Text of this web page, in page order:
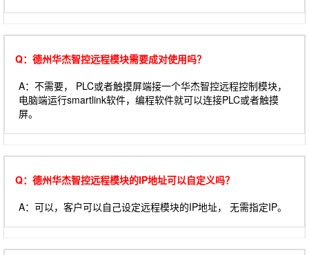
Q：德州华杰智控远程模块需要成对使用吗？
A：不需要， PLC或者触摸屏端接一个华杰智控远程控制模块，
电脑端运行smartlink软件，编程软件就可以连接PLC或者触摸
屏。
Q：德州华杰智控远程模块的IP地址可以自定义吗？
A：可以，客户可以自己设定远程模块的IP地址， 无需指定IP。